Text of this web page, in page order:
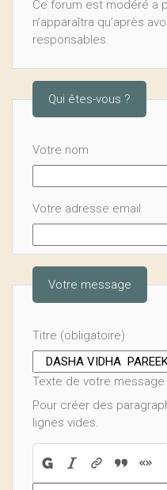
Ce forum est modéré a
n’apparaîtra qu’après
responsables.
Qui êtes-vous ?
Votre nom
Votre adresse email
Votre message
Titre (obligatoire)
Texte de votre
Pour créer des
lignes vides.